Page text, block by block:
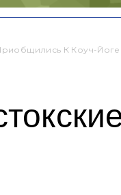
К Коуч-Йоге